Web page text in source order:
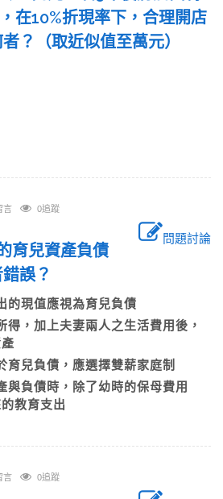
在10%折現率下，合理開店
者？（取近似值至萬元）
言 0追蹤
問題討論
育兒資產負債
錯誤？
的現值應視為育兒負債
得，加上夫妻兩人之生活費用後，
產
育兒負債，應選擇雙薪家庭制
與負債時，除了幼時的保母費用
教育支出
言 0追蹤